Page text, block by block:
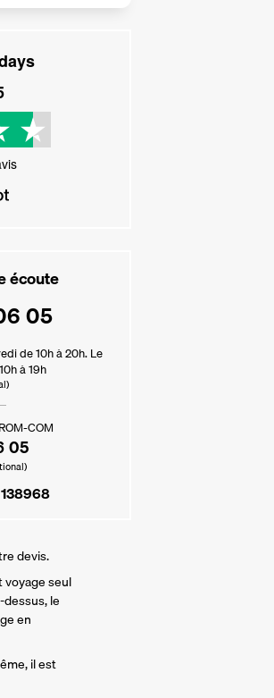
écoute
05
de 10h à 20h. Le
à 19h
COM
05
devis.
voyage seul
le
en
il est